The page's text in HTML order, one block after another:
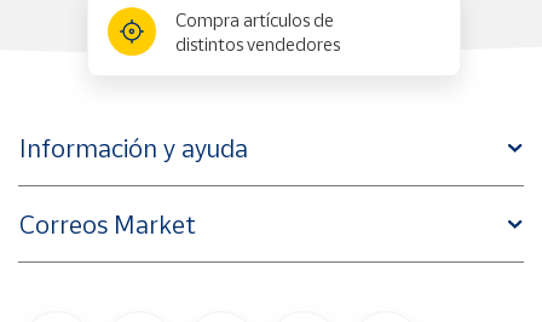
Compra artículos de
distintos vendedores
Información y ayuda
Correos Market